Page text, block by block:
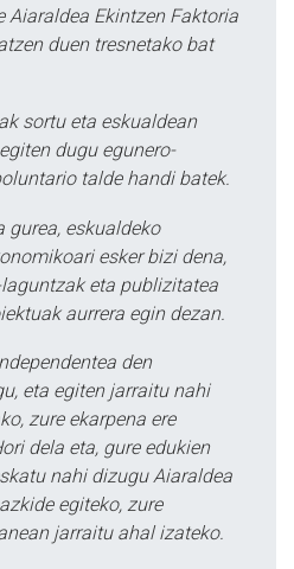
Aiaraldea Ekintzen Faktoria
duen tresnetako bat
sortu eta eskualdean
dugu egunero-
talde handi batek.
gurea, eskualdeko
esker bizi dena,
eta publizitatea
aurrera egin dezan.
den
eta egiten jarraitu nahi
zure ekarpena ere
dela eta, gure edukien
nahi dizugu Aiaraldea
egiteko, zure
jarraitu ahal izateko.